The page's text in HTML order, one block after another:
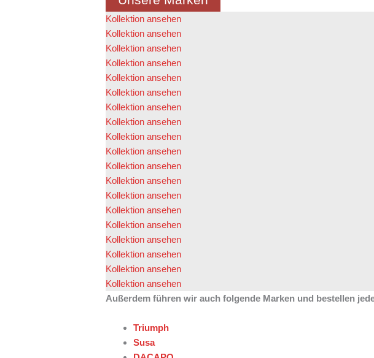
Kollektion ansehen
Kollektion ansehen
Kollektion ansehen
Kollektion ansehen
Kollektion ansehen
Kollektion ansehen
Kollektion ansehen
Kollektion ansehen
Kollektion ansehen
Kollektion ansehen
Kollektion ansehen
Kollektion ansehen
Kollektion ansehen
Kollektion ansehen
Kollektion ansehen
Kollektion ansehen
Kollektion ansehen
Kollektion ansehen
Kollektion ansehen
Außerdem führen wir auch folgende Marken und bestellen
Triumph
Susa